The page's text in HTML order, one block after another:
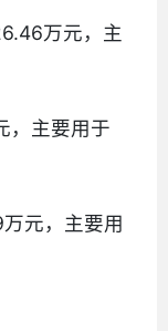
万元，主
，主要用于
元，主要用